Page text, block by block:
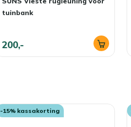
tuinbank
200,-
-15% kassakorting